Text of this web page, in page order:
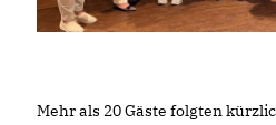
Mehr als 20 Gäste folgten